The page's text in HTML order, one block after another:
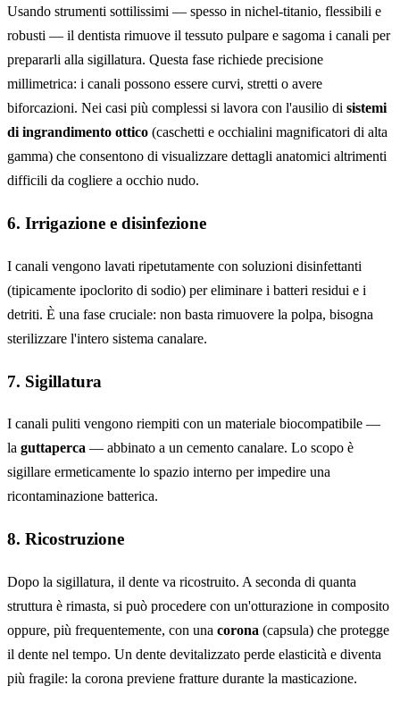
Usando strumenti sottilissimi — spesso in nichel-titanio, flessibili e
robusti — il dentista rimuove il tessuto pulpare e sagoma i canali per
prepararli alla sigillatura. Questa fase richiede precisione
millimetrica: i canali possono essere curvi, stretti o avere
biforcazioni. Nei casi più complessi si lavora con l'ausilio di sistemi
di ingrandimento ottico (caschetti e occhialini magnificatori di alta
gamma) che consentono di visualizzare dettagli anatomici altrimenti
difficili da cogliere a occhio nudo.
6. Irrigazione e disinfezione
I canali vengono lavati ripetutamente con soluzioni disinfettanti
(tipicamente ipoclorito di sodio) per eliminare i batteri residui e i
detriti. È una fase cruciale: non basta rimuovere la polpa, bisogna
sterilizzare l'intero sistema canalare.
7. Sigillatura
I canali puliti vengono riempiti con un materiale biocompatibile —
la guttaperca — abbinato a un cemento canalare. Lo scopo è
sigillare ermeticamente lo spazio interno per impedire una
ricontaminazione batterica.
8. Ricostruzione
Dopo la sigillatura, il dente va ricostruito. A seconda di quanta
struttura è rimasta, si può procedere con un'otturazione in composito
oppure, più frequentemente, con una corona (capsula) che protegge
il dente nel tempo. Un dente devitalizzato perde elasticità e diventa
più fragile: la corona previene fratture durante la masticazione.